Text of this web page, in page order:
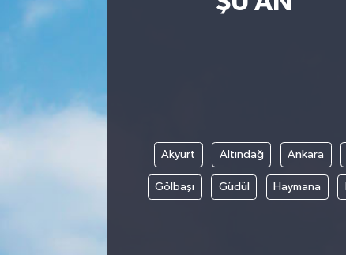
Akyurt Altındağ Ankara
Gölbaşı Güdül Haymana